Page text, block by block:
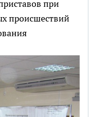
при
происшествий